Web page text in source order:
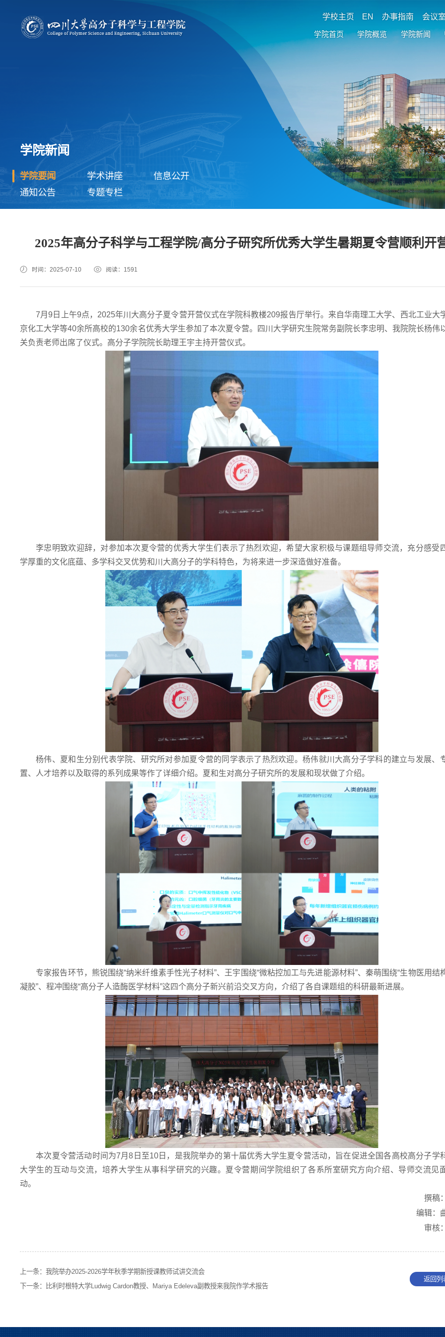
学校主页 EN 办事指南 会议
学院首页 学院概览 学院新闻
学院新闻
学院要闻 学术讲座
信息公开
通知公告
专题专栏
2025年高分子科学与工程学院/高分子研究所优秀大学生暑期夏令营顺利开
时间：2025-07-10 阅读： 1591
7月9日上午9点，2025年川大高分子夏令营开营仪式在学院科教楼209报告厅举行。来自华南理工大学、西北工业大
京化工大学等40余所高校的130余名优秀大学生参加了本次夏令营。四川大学研究生院常务副院长李忠明、我院院长杨伟
关负责老师出席了仪式。高分子学院院长助理王宇主持开营仪式。
李忠明致欢迎辞，对参加本次夏令营的优秀大学生们表示了热烈欢迎，希望大家积极与课题组导师交流，充分感受
学厚重的文化底蕴、多学科交叉优势和川大高分子的学科特色，为将来进一步深造做好准备。
杨伟、夏和生分别代表学院、研究所对参加夏令营的同学表示了热烈欢迎。杨伟就川大高分子学科的建立与发展、
置、人才培养以及取得的系列成果等作了详细介绍。夏和生对高分子研究所的发展和现状做了介绍。
专家报告环节，熊锐围绕“纳米纤维素手性光子材料”、王宇围绕“微粘控加工与先进能源材料”、秦萌围绕“生物医用结
凝胶”、程冲围绕“高分子人造酶医学材料”这四个高分子新兴前沿交叉方向，介绍了各自课题组的科研最新进展。
本次夏令营活动时间为7月8日至10日，是我院举办的第十届优秀大学生夏令营活动，旨在促进全国各高校高分子学
大学生的互动与交流，培养大学生从事科学研究的兴趣。夏令营期间学院组织了各系所室研究方向介绍、导师交流见
动。
撰稿
编辑：
审核
上一条：我院举办2025-2026学年秋季学期新授课教师试讲交流会
下一条：
比利时根特大学Ludwig Cardon教授、Mariya Edeleva副教授来我院作学术报告
返回列